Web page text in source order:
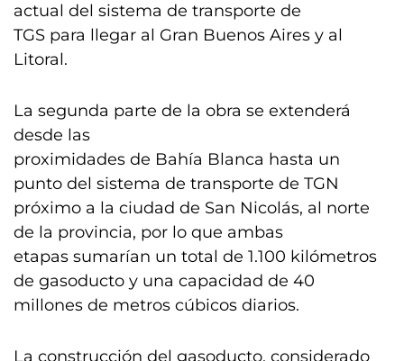
actual del sistema de transporte de
TGS para llegar al Gran Buenos Aires y al
Litoral.
La segunda parte de la obra se extenderá
desde las
proximidades de Bahía Blanca hasta un
punto del sistema de transporte de TGN
próximo a la ciudad de San Nicolás, al norte
de la provincia, por lo que ambas
etapas sumarían un total de 1.100 kilómetros
de gasoducto y una capacidad de 40
millones de metros cúbicos diarios.
La construcción del gasoducto, considerado